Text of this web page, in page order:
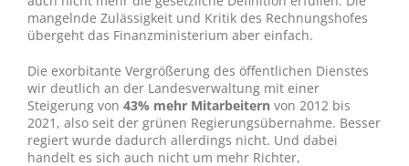
mangelnde Zulässigkeit und Kritik des Rechnungshofes
übergeht das Finanzministerium aber einfach.
Die exorbitante Vergrößerung des öffentlichen Dienstes
wir deutlich an der Landesverwaltung mit einer
Steigerung von 43% mehr Mitarbeitern von 2012 bis
2021, also seit der grünen Regierungsübernahme. Besser
regiert wurde dadurch allerdings nicht. Und dabei
handelt es sich auch nicht um mehr Richter,